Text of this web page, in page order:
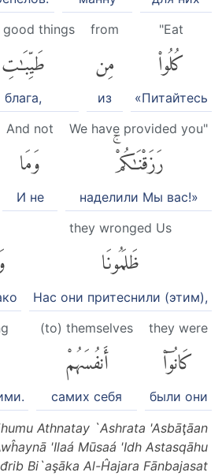
"Eat
كُلُوا۟
«Питайтесь
from
مِن
из
good things
طَيِّبَٰتِ
блага,
We have provided you"
رَزَقْنَٰكُمْۚ
наделили Мы вас!»
And not
وَمَا
И не
they wronged Us
ظَلَمُونَا
Нас они притеснили (этим),
they were
كَانُوٓا۟
были они
(to) themselves
أَنفُسَهُمْ
самих себя
Athnatay `Ashrata 'Asbāţāan
'Ilaá Mūsaá 'Idh Astasqāhu
Bi`aşāka Al-Ĥajara Fānbajasat